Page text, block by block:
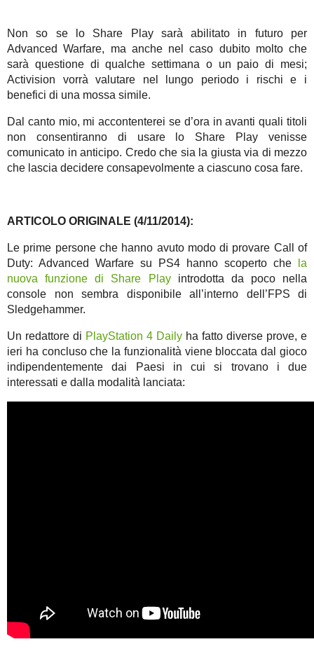
Non so se lo Share Play sarà abilitato in futuro per
Advanced Warfare, ma anche nel caso dubito molto che
sarà questione di qualche settimana o un paio di mesi;
Activision vorrà valutare nel lungo periodo i rischi e i
benefici di una mossa simile.
Dal canto mio, mi accontenterei se d’ora in avanti quali titoli
non consentiranno di usare lo Share Play venisse
comunicato in anticipo. Credo che sia la giusta via di mezzo
che lascia decidere consapevolmente a ciascuno cosa fare.
ARTICOLO ORIGINALE (4/11/2014):
Le prime persone che hanno avuto modo di provare Call of
Duty: Advanced Warfare su PS4 hanno scoperto che
la
nuova funzione di Share Playintrodotta da poco nella
console non sembra disponibile all’interno dell’FPS di
Sledgehammer.
Un redattore di PlayStation 4 Daily ha fatto diverse prove, e
ieri ha concluso che la funzionalità viene bloccata dal gioco
indipendentemente dai Paesi in cui si trovano i due
interessati e dalla modalità lanciata: